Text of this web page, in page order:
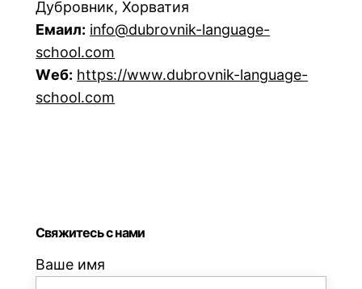
Дубровник, Хорватия
Емаил: info@dubrovnik-language-
school.com
Wеб: https://www.dubrovnik-language-
school.com
Свяжитесь с нами
Ваше имя